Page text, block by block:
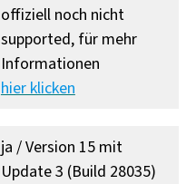
offiziell noch nicht
supported, für mehr
Informationen
hier klicken
ja / Version 15 mit
Update 3 (Build 28035)